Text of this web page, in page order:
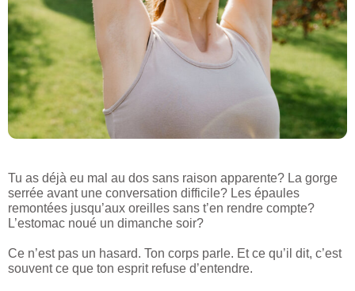
Tu as déjà eu mal au dos sans raison apparente? La gorge
serrée avant une conversation difficile? Les épaules
remontées jusqu’aux oreilles sans t’en rendre compte?
L’estomac noué un dimanche soir?
Ce n’est pas un hasard. Ton corps parle. Et ce qu’il dit, c’est
souvent ce que ton esprit refuse d’entendre.